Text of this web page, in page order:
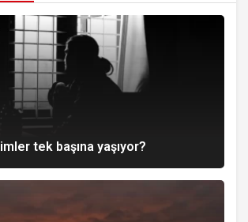
tek başına yaşıyor?